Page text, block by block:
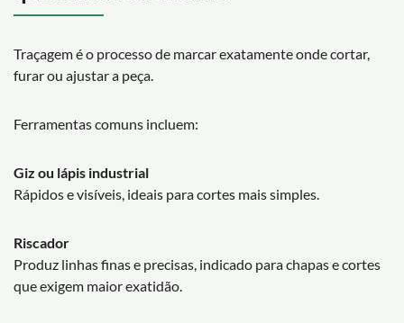
Traçagem é o processo de marcar exatamente onde cortar,
furar ou ajustar a peça.
Ferramentas comuns incluem:
Giz ou lápis industrial
Rápidos e visíveis, ideais para cortes mais simples.
Riscador
Produz linhas finas e precisas, indicado para chapas e cortes
que exigem maior exatidão.